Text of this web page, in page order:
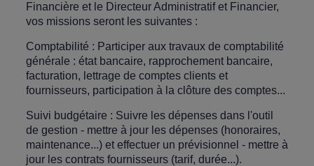
Financière et le Directeur Administratif et Financier,
vos missions seront les suivantes :
Comptabilité : Participer aux travaux de comptabilité
générale : état bancaire, rapprochement bancaire,
facturation, lettrage de comptes clients et
fournisseurs, participation à la clôture des comptes...
Suivi budgétaire : Suivre les dépenses dans l'outil
de gestion - mettre à jour les dépenses (honoraires,
maintenance...) et effectuer un prévisionnel - mettre à
jour les contrats fournisseurs (tarif, durée...).